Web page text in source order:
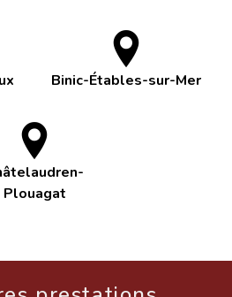
Binic-Étables-sur-Mer
Plouagat